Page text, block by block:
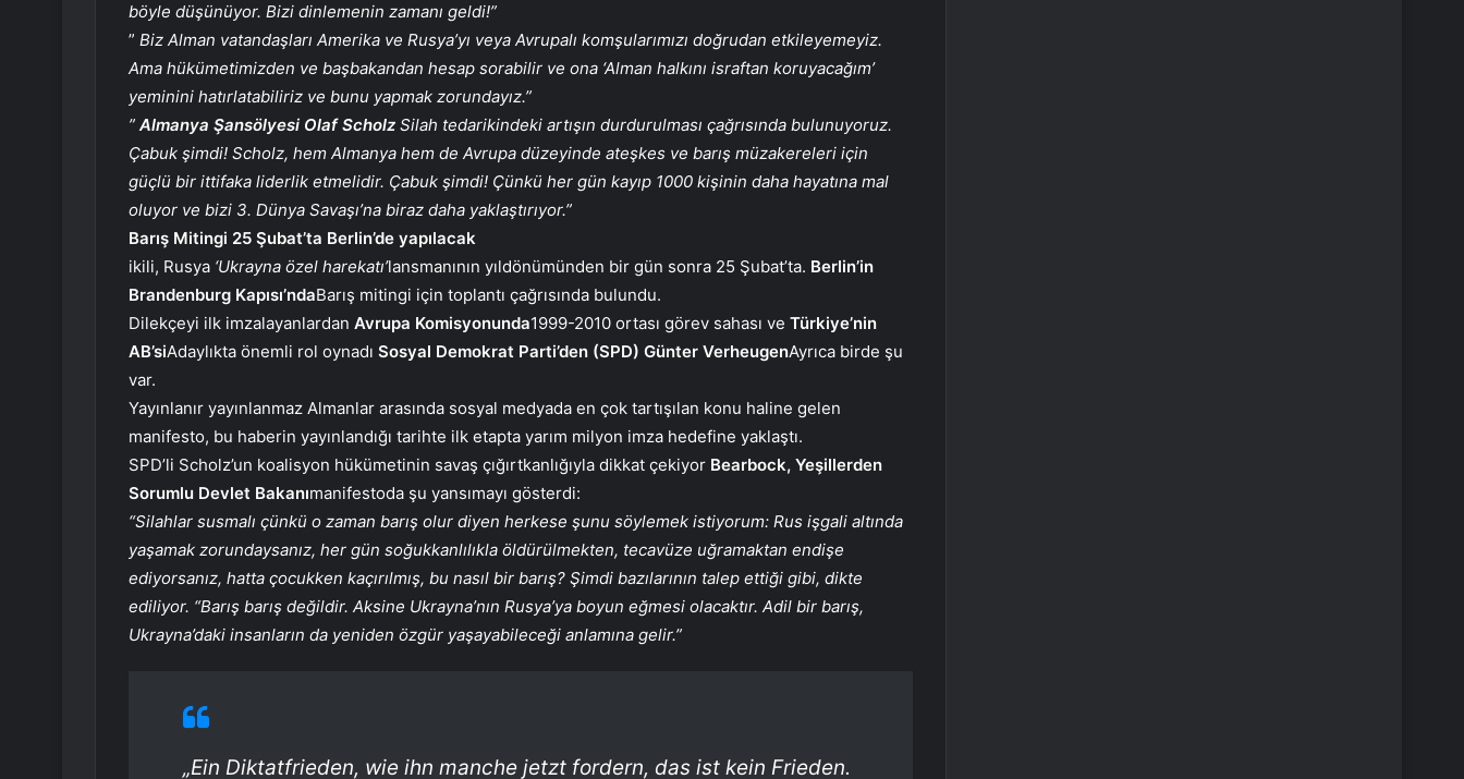
böyle düşünüyor. Bizi dinlemenin zamanı geldi!”
” Biz Alman vatandaşları Amerika ve Rusya’yı veya Avrupalı ​​komşularımızı doğrudan etkileyemeyiz.
Ama hükümetimizden ve başbakandan hesap sorabilir ve ona ‘Alman halkını israftan koruyacağım’
yeminini hatırlatabiliriz ve bunu yapmak zorundayız.”
” Almanya Şansölyesi Olaf Scholz Silah tedarikindeki artışın durdurulması çağrısında bulunuyoruz.
Çabuk şimdi! Scholz, hem Almanya hem de Avrupa düzeyinde ateşkes ve barış müzakereleri için
güçlü bir ittifaka liderlik etmelidir. Çabuk şimdi! Çünkü her gün kayıp 1000 kişinin daha hayatına mal
oluyor ve bizi 3. Dünya Savaşı’na biraz daha yaklaştırıyor.”
Barış Mitingi 25 Şubat’ta Berlin’de yapılacak
ikili, Rusya ‘Ukrayna özel harekatı’lansmanının yıldönümünden bir gün sonra 25 Şubat’ta. Berlin’in
Brandenburg Kapısı’ndaBarış mitingi için toplantı çağrısında bulundu.
Dilekçeyi ilk imzalayanlardan Avrupa Komisyonunda1999-2010 ortası görev sahası ve Türkiye’nin
AB’siAdaylıkta önemli rol oynadı Sosyal Demokrat Parti’den (SPD) Günter VerheugenAyrıca birde şu
var.
Yayınlanır yayınlanmaz Almanlar arasında sosyal medyada en çok tartışılan konu haline gelen
manifesto, bu haberin yayınlandığı tarihte ilk etapta yarım milyon imza hedefine yaklaştı.
SPD’li Scholz’un koalisyon hükümetinin savaş çığırtkanlığıyla dikkat çekiyor Bearbock, Yeşillerden
Sorumlu Devlet Bakanımanifestoda şu yansımayı gösterdi:
“Silahlar susmalı çünkü o zaman barış olur diyen herkese şunu söylemek istiyorum: Rus işgali altında
yaşamak zorundaysanız, her gün soğukkanlılıkla öldürülmekten, tecavüze uğramaktan endişe
ediyorsanız, hatta çocukken kaçırılmış, bu nasıl bir barış? Şimdi bazılarının talep ettiği gibi, dikte
ediliyor. “Barış barış değildir. Aksine Ukrayna’nın Rusya’ya boyun eğmesi olacaktır. Adil bir barış,
Ukrayna’daki insanların da yeniden özgür yaşayabileceği anlamına gelir.”
„Ein Diktatfrieden, wie ihn manche jetzt fordern, das ist kein Frieden.